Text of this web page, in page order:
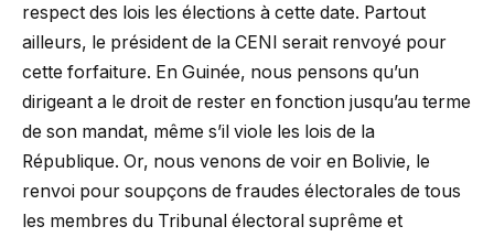
respect des lois les élections à cette date. Partout
ailleurs, le président de la CENI serait renvoyé pour
cette forfaiture. En Guinée, nous pensons qu’un
dirigeant a le droit de rester en fonction jusqu’au terme
de son mandat, même s’il viole les lois de la
République. Or, nous venons de voir en Bolivie, le
renvoi pour soupçons de fraudes électorales de tous
les membres du Tribunal électoral suprême et